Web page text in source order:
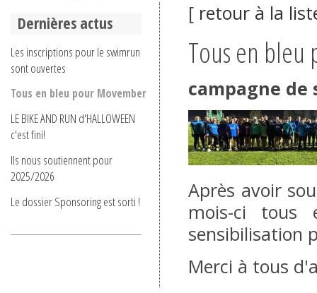
Dernières actus
Les inscriptions pour le swimrun
sont ouvertes
Tous en bleu pour Movember
LE BIKE AND RUN d'HALLOWEEN
c'est fini!
Ils nous soutiennent pour
2025/2026
Le dossier Sponsoring est sorti !
[ retour à la
Tous en
campagne
Après avoir
mois-ci tous
sensibilisation
Merci à tous